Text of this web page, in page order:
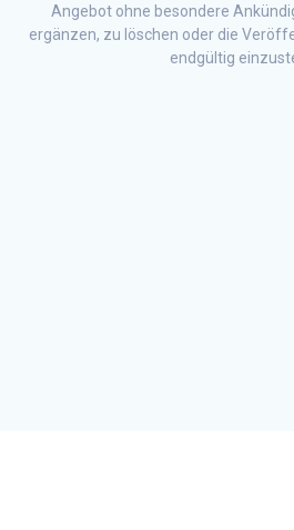
Angebot ohne besondere
ergänzen, zu löschen oder die
endgültig